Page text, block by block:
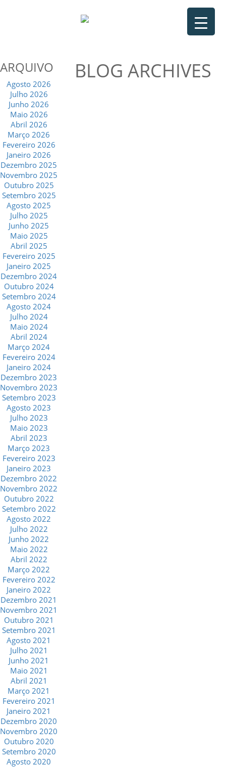
ARQUIVO
Agosto 2026
Julho 2026
Junho 2026
Maio 2026
Abril 2026
Março 2026
Fevereiro 2026
Janeiro 2026
Dezembro 2025
Novembro 2025
Outubro 2025
Setembro 2025
Agosto 2025
Julho 2025
Junho 2025
Maio 2025
Abril 2025
Fevereiro 2025
Janeiro 2025
Dezembro 2024
Outubro 2024
Setembro 2024
Agosto 2024
Julho 2024
Maio 2024
Abril 2024
Março 2024
Fevereiro 2024
Janeiro 2024
Dezembro 2023
Novembro 2023
Setembro 2023
Agosto 2023
Julho 2023
Maio 2023
Abril 2023
Março 2023
Fevereiro 2023
Janeiro 2023
Dezembro 2022
Novembro 2022
Outubro 2022
Setembro 2022
Agosto 2022
Julho 2022
Junho 2022
Maio 2022
Abril 2022
Março 2022
Fevereiro 2022
Janeiro 2022
Dezembro 2021
Novembro 2021
Outubro 2021
Setembro 2021
Agosto 2021
Julho 2021
Junho 2021
Maio 2021
Abril 2021
Março 2021
Fevereiro 2021
Janeiro 2021
Dezembro 2020
Novembro 2020
Outubro 2020
Setembro 2020
Agosto 2020
BLOG ARCHIVES